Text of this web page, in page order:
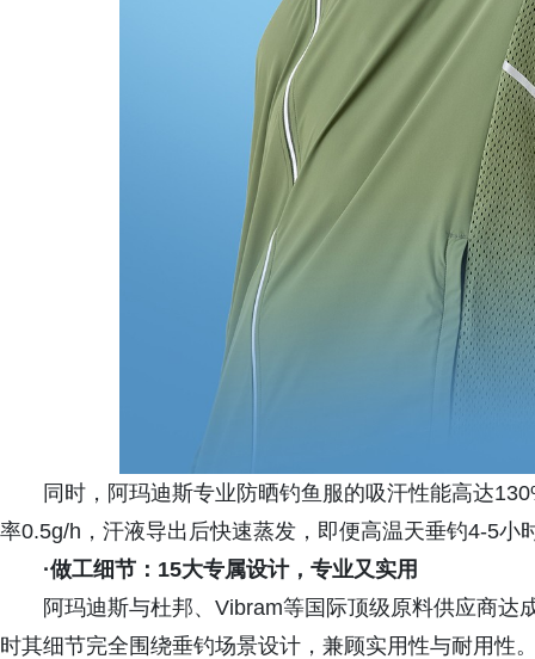
同时，阿玛迪斯专业防晒钓鱼服的吸汗性能高达
率0.5g/h，汗液导出后快速蒸发，即便高温天垂钓4-5小
·做工细节：15大专属设计，专业又实用
阿玛迪斯与杜邦、Vibram等国际顶级原料供应商
时其细节完全围绕垂钓场景设计，兼顾实用性与耐用性